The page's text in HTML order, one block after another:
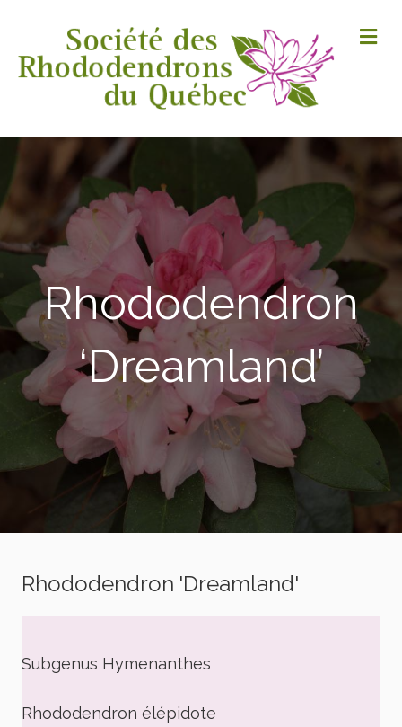
Rhododendron
‘Dreamland’
Rhododendron 'Dreamland'
Subgenus Hymenanthes
Rhododendron élépidote